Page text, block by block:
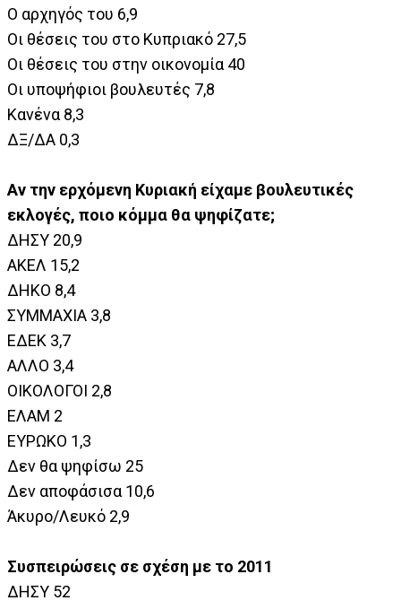
Ο αρχηγός του 6,9
Οι θέσεις του στο Κυπριακό 27,5
Οι θέσεις του στην οικονομία 40
Οι υποψήφιοι βουλευτές 7,8
Κανένα 8,3
ΔΞ/ΔΑ 0,3
Αν την ερχόμενη Κυριακή είχαμε βουλευτικές
εκλογές, ποιο κόμμα θα ψηφίζατε;
ΔΗΣΥ 20,9
ΑΚΕΛ 15,2
ΔΗΚΟ 8,4
ΣΥΜΜΑΧΙΑ 3,8
ΕΔΕΚ 3,7
ΑΛΛΟ 3,4
ΟΙΚΟΛΟΓΟΙ 2,8
ΕΛΑΜ 2
ΕΥΡΩΚΟ 1,3
Δεν θα ψηφίσω 25
Δεν αποφάσισα 10,6
Άκυρο/Λευκό 2,9
Συσπειρώσεις σε σχέση με το 2011
ΔΗΣΥ 52